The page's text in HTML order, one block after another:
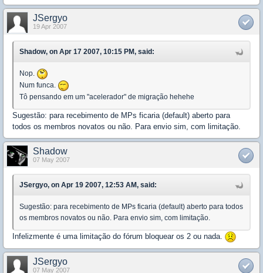
JSergyo
19 Apr 2007
Shadow, on Apr 17 2007, 10:15 PM, said:
Nop.
Num funca.
Tô pensando em um "acelerador" de migração hehehe
Sugestão: para recebimento de MPs ficaria (default) aberto para
todos os membros novatos ou não. Para envio sim, com limitação.
Shadow
07 May 2007
JSergyo, on Apr 19 2007, 12:53 AM, said:
Sugestão: para recebimento de MPs ficaria (default) aberto para todos
os membros novatos ou não. Para envio sim, com limitação.
Infelizmente é uma limitação do fórum bloquear os 2 ou nada.
JSergyo
07 May 2007